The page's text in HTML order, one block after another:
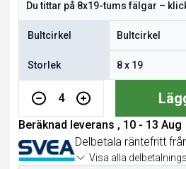
Bultcirkel
Storlek
4
Beräknad leverans , 10 - 13 Aug
Delbetala räntefritt
Visa alla